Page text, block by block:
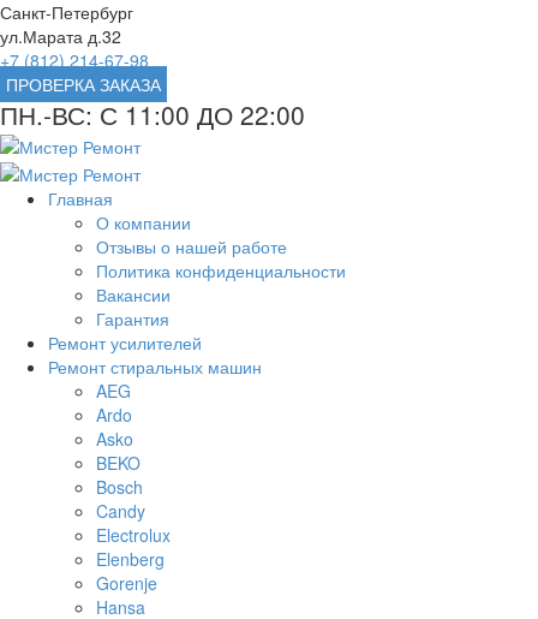
Санкт-Петербург
ул.Марата д.32
+7 (812) 214-67-98
ПРОВЕРКА ЗАКАЗА
ПН.-ВС: С 11:00 ДО 22:00
Главная
О компании
Отзывы о нашей работе
Политика конфиденциальности
Вакансии
Гарантия
Ремонт усилителей
Ремонт стиральных машин
AEG
Ardo
Asko
BEKO
Bosch
Candy
Electrolux
Elenberg
Gorenje
Hansa